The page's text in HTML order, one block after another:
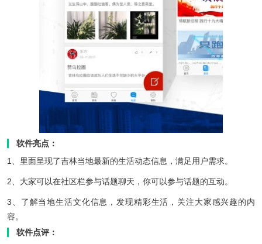
软件亮点：
1、里面呈现了吉林当地最新的生活动态信息，满足用户需求。
2、大家可以在社区栏参与话题聊天，你可以参与话题的互动。
3、了解当地生活文化信息，发现精彩生活，关注大家感兴趣的内
容。
软件点评：